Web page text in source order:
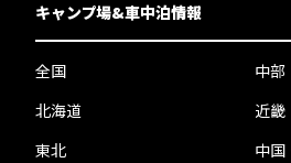
キャンプ場&車中泊情報
全国
北海道
東北
中部
近畿
中国